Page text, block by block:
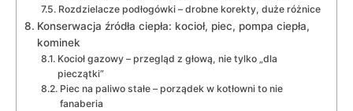
Rozdzielacze podłogówki – drobne korekty, duże różnice
Konserwacja źródła ciepła: kocioł, piec, pompa ciepła,
kominek
Kocioł gazowy – przegląd z głową, nie tylko „dla
pieczątki”
Piec na paliwo stałe – porządek w kotłowni to nie
fanaberia